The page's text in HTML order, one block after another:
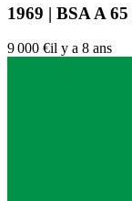
1969 | BSA A
9 000 €il y a 8 ans